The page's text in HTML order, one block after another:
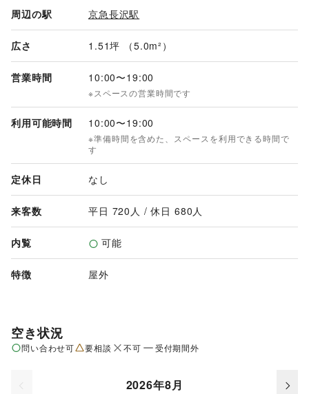
周辺の駅 京急長沢駅
広さ 1.51坪 （5.0m²）
営業時間 10:00〜19:00
※スペースの営業時間です
利用可能時間 10:00〜19:00
※準備時間を含めた、スペースを利用できる時間で
す
定休日 なし
来客数 平日 720 人 / 休日 680人
内覧 可能
特徴 屋外
空き状況
問い合わせ可 要相談 不可 受付期間外
2026年8月